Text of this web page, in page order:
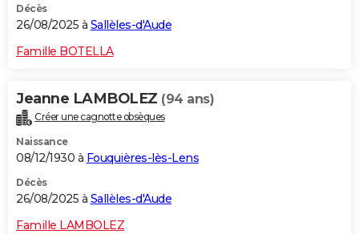
Décès
26/08/2025 à Sallèles-d'Aude
Famille BOTELLA
Jeanne LAMBOLEZ (94 ans)
Créer une cagnotte obsèques
Naissance
08/12/1930 à Fouquières-lès-Lens
Décès
26/08/2025 à Sallèles-d'Aude
Famille LAMBOLEZ